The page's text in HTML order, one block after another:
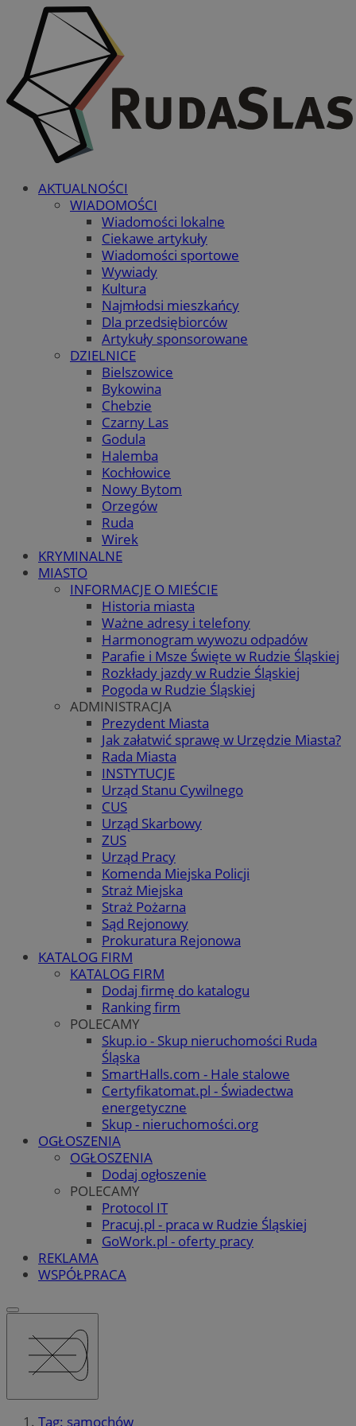
AKTUALNOŚCI
WIADOMOŚCI
Wiadomości lokalne
Ciekawe artykuły
Wiadomości sportowe
Wywiady
Kultura
Najmłodsi mieszkańcy
Dla przedsiębiorców
Artykuły sponsorowane
DZIELNICE
Bielszowice
Bykowina
Chebzie
Czarny Las
Godula
Halemba
Kochłowice
Nowy Bytom
Orzegów
Ruda
Wirek
KRYMINALNE
MIASTO
INFORMACJE O MIEŚCIE
Historia miasta
Ważne adresy i telefony
Harmonogram wywozu odpadów
Parafie i Msze Święte w Rudzie Śląskiej
Rozkłady jazdy w Rudzie Śląskiej
Pogoda w Rudzie Śląskiej
ADMINISTRACJA
Prezydent Miasta
Jak załatwić sprawę w Urzędzie Miasta?
Rada Miasta
INSTYTUCJE
Urząd Stanu Cywilnego
CUS
Urząd Skarbowy
ZUS
Urząd Pracy
Komenda Miejska Policji
Straż Miejska
Straż Pożarna
Sąd Rejonowy
Prokuratura Rejonowa
KATALOG FIRM
KATALOG FIRM
Dodaj firmę do katalogu
Ranking firm
POLECAMY
Skup.io - Skup nieruchomości Ruda
Śląska
SmartHalls.com - Hale stalowe
Certyfikatomat.pl - Świadectwa
energetyczne
Skup - nieruchomości.org
OGŁOSZENIA
OGŁOSZENIA
Dodaj ogłoszenie
POLECAMY
Protocol IT
Pracuj.pl - praca w Rudzie Śląskiej
GoWork.pl - oferty pracy
REKLAMA
WSPÓŁPRACA
Tag: samochów